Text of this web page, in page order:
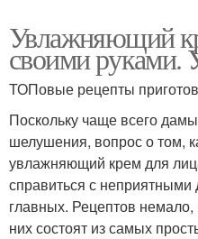
Увлажняющий
своими
ТОПовые рецепты
Поскольку чаще всего
шелушения, вопрос о том,
увлажняющий крем для
справиться с
главных. Рецептов немало,
них состоят из самых